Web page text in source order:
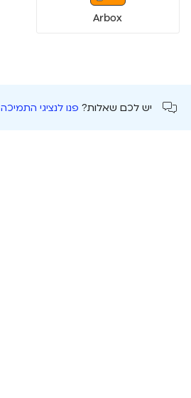
Arbox
יש לכם שאלות? פנו לנציגי התמיכה